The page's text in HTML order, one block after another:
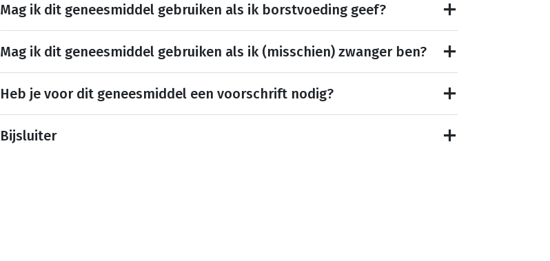
Mag ik dit geneesmiddel gebruiken als ik borstvoeding geef?
Mag ik dit geneesmiddel gebruiken als ik (misschien) zwanger ben?
Heb je voor dit geneesmiddel een voorschrift nodig?
Bijsluiter